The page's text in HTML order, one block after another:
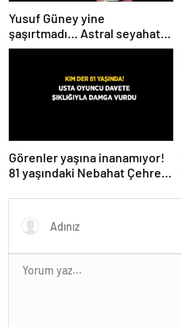
Yusuf Güney yine
şaşırtmadı… Astral seyahat
ve uzaylılardan sonra şimdi
Görenler yaşına inanamıyor!
81 yaşındaki Nebahat Çehre